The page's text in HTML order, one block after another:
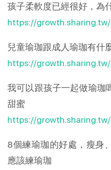
孩子柔軟度已經很好，為
https://
兒童瑜珈跟成人瑜珈有什
https://
我可以跟孩子一起做瑜珈
甜蜜
https://
8個練瑜珈的好處，瘦身
應該練瑜珈